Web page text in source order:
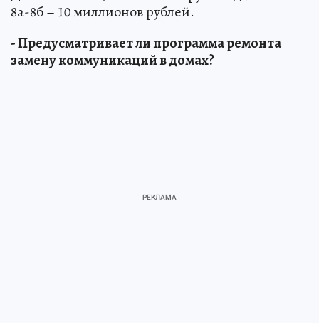
8а-8б – 10 миллионов рублей.
- Предусматривает ли программа ремонта
замену коммуникаций в домах?